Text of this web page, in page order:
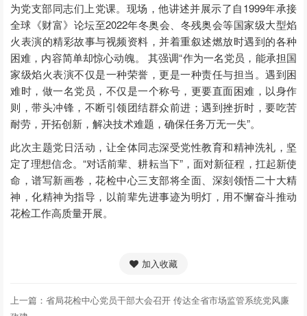
为党支部同志们上党课。现场，他讲述并展示了自1999年承接
全球《财富》论坛至2022年冬奥会、冬残奥会等国家级大型焰
火表演的精彩故事与视频资料，并着重叙述燃放时遇到的各种
困难，内容简单却惊心动魄。 其强调“作为一名党员，能承担国
家级焰火表演不仅是一种荣誉，更是一种责任与担当。遇到困
难时，做一名党员，不仅是一个称号，更要直面困难，以身作
则，带头冲锋，不断引领团结群众前进；遇到挫折时，要吃苦
耐劳，开拓创新，解决技术难题，确保任务万无一失”。
此次主题党日活动，让全体同志深受党性教育和精神洗礼，坚
定了理想信念。“对话前辈、耕耘当下”，面对新征程，扛起新使
命，谱写新画卷，花检中心三支部将全面、深刻领悟二十大精
神，化精神为指导，以前辈先进事迹为明灯，用不懈奋斗推动
花检工作高质量开展。
加入收藏
上一篇： 省局花检中心党员干部大会召开 传达全省市场监管系统党风廉